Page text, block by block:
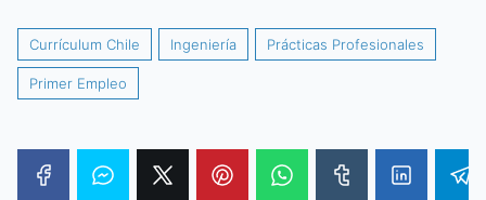
Currículum Chile Ingeniería Prácticas Profesionales
Primer Empleo